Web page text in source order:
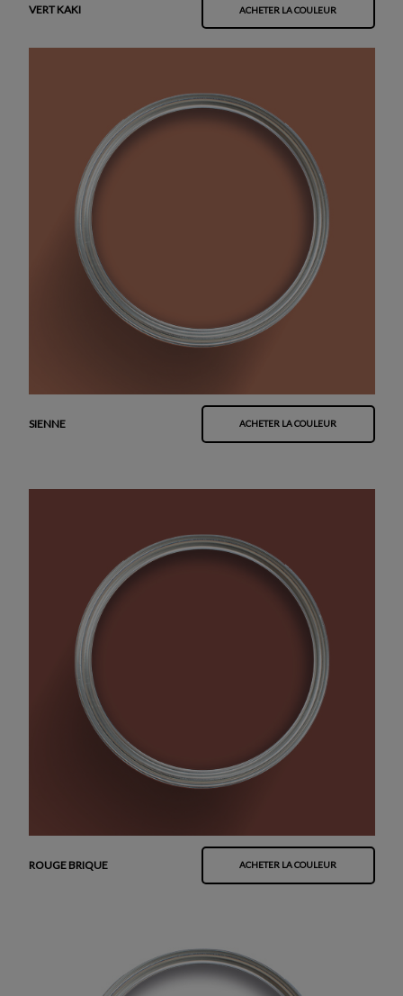
VERT KAKI ACHETER LA COULEUR
SIENNE ACHETER LA COULEUR
ROUGE BRIQUE ACHETER LA COULEUR